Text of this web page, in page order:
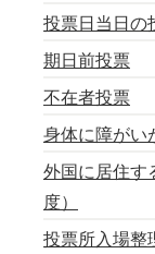
投票日当日の
期日前投票
不在者投票
身体に障がい
外国に居住す
度）
投票所入場整